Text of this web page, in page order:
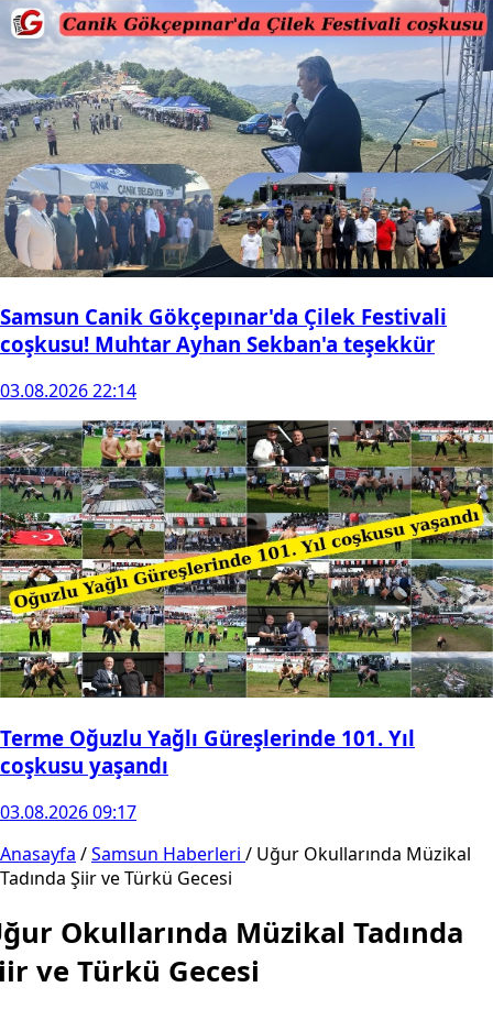
Samsun Canik Gökçepınar'da Çilek Festivali
coşkusu! Muhtar Ayhan Sekban'a teşekkür
03.08.2026 22:14
Terme Oğuzlu Yağlı Güreşlerinde 101. Yıl
coşkusu yaşandı
03.08.2026 09:17
Anasayfa /Samsun Haberleri / Uğur Okullarında Müzikal
Tadında Şiir ve Türkü Gecesi
Okullarında Müzikal Tadında
ve Türkü Gecesi